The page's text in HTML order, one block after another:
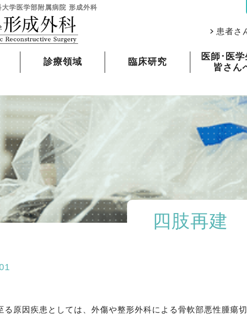
学医学部附属病院 形成外科
患者さ
診療領域 臨床研究
医師･医
皆さん
四肢再建
原因疾患としては、外傷や整形外科による骨軟部悪性腫瘍